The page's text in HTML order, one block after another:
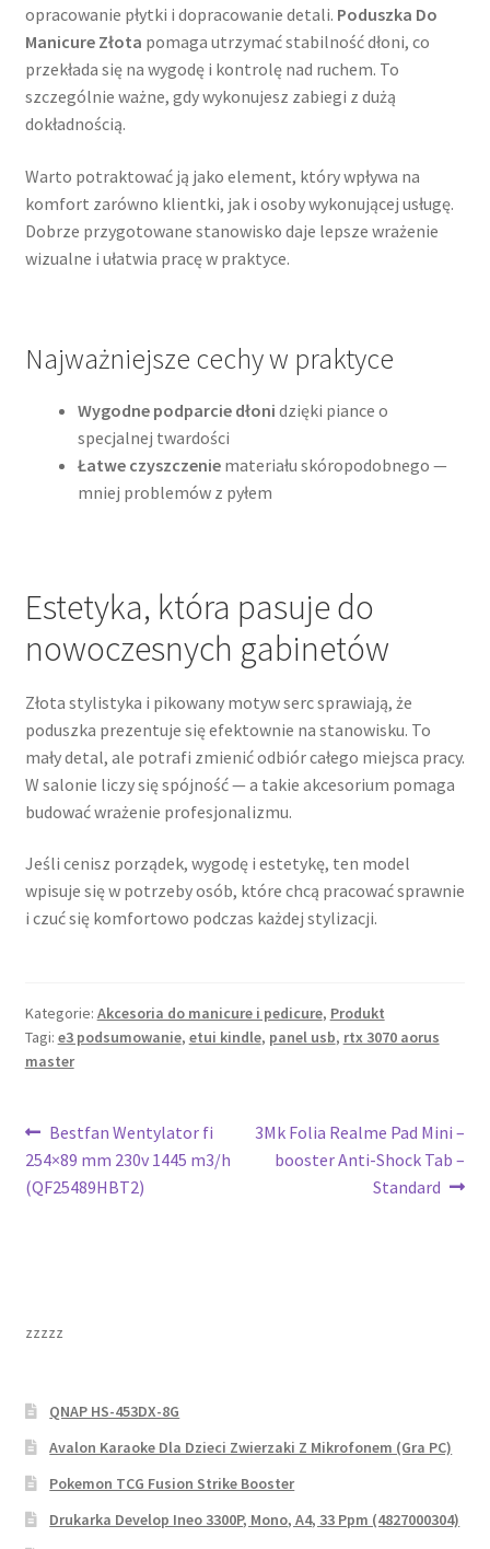
opracowanie płytki i dopracowanie detali. Poduszka Do
Manicure Złota pomaga utrzymać stabilność dłoni, co
przekłada się na wygodę i kontrolę nad ruchem. To
szczególnie ważne, gdy wykonujesz zabiegi z dużą
dokładnością.
Warto potraktować ją jako element, który wpływa na
komfort zarówno klientki, jak i osoby wykonującej usługę.
Dobrze przygotowane stanowisko daje lepsze wrażenie
wizualne i ułatwia pracę w praktyce.
Najważniejsze cechy w praktyce
Wygodne podparcie dłoni dzięki piance o
specjalnej twardości
Łatwe czyszczeniemateriału skóropodobnego —
mniej problemów z pyłem
Estetyka, która pasuje do
nowoczesnych gabinetów
Złota stylistyka i pikowany motyw serc sprawiają, że
poduszka prezentuje się efektownie na stanowisku. To
mały detal, ale potrafi zmienić odbiór całego miejsca pracy.
W salonie liczy się spójność — a takie akcesorium pomaga
budować wrażenie profesjonalizmu.
Jeśli cenisz porządek, wygodę i estetykę, ten model
wpisuje się w potrzeby osób, które chcą pracować sprawnie
i czuć się komfortowo podczas każdej stylizacji.
Kategorie: Akcesoria do manicure i pedicure, Produkt
Tagi: e3 podsumowanie, etui kindle, panel usb, rtx 3070 aorus
master
Nawigacja
wpisu
Poprzedni
wpis:
Bestfan Wentylator fi
254×89 mm 230v 1445 m3/h
(QF25489HBT2)
Następny
wpis:
3Mk Folia Realme Pad Mini –
booster Anti-Shock Tab –
Standard
zzzzz
QNAP HS-453DX-8G
Avalon Karaoke Dla Dzieci Zwierzaki Z Mikrofonem (Gra PC)
Pokemon TCG Fusion Strike Booster
Drukarka Develop Ineo 3300P, Mono, A4, 33 Ppm (4827000304)